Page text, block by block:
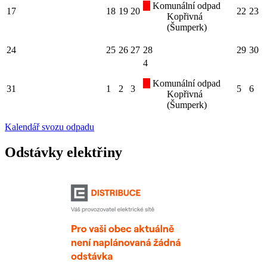
17 18 19 20
Komunální odpad
Kopřivná
(Šumperk)
22 23
24 25 26 27 28 29 30
31 1 2 3
4
Komunální odpad
Kopřivná
(Šumperk)
5 6
Kalendář svozu odpadu
Odstávky elektřiny